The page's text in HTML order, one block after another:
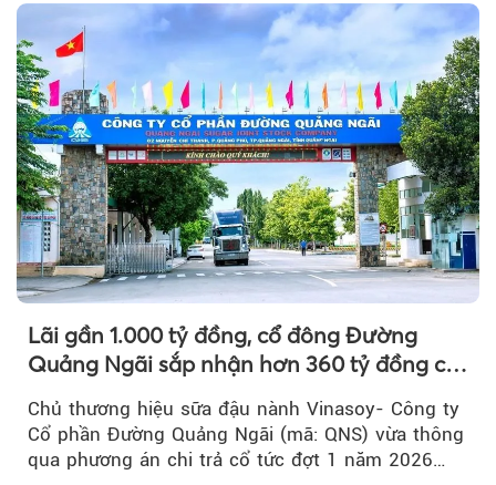
Lãi gần 1.000 tỷ đồng, cổ đông Đường
Quảng Ngãi sắp nhận hơn 360 tỷ đồng cổ
Chủ thương hiệu sữa đậu nành Vinasoy- Công ty
Cổ phần Đường Quảng Ngãi (mã: QNS) vừa thông
qua phương án chi trả cổ tức đợt 1 năm 2026